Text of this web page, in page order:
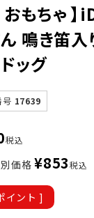
おもちゃ
ん 鳴き笛
ッグ
号 17639
税込
価格 ¥853税込
イント ]